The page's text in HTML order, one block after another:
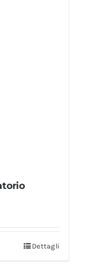
Dettagli